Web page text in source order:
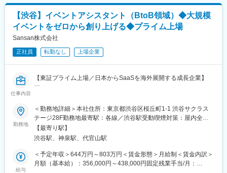
を活かし、イベント事業でも唯一無二の体験と価値を提供してい
きます。
変更の範囲：会社の定める業務
材、出演/寄稿依頼、ブリーフィング、ファクト確認
・ 動画の構成案、台本、質問項目、出演者ブリーフィングの作
成・監修
・ 動画企画と連動した記事コンテンツの企画、構成、編集方針策
定、取材設計、原稿監修
・ 動画本編、ショート動画、記事、SNS投稿、メール/LP掲載素
材へのコンテンツ展開設計
・ 社内外のディレクター、ライター、編集者、デザイナー、撮影/
編集パートナーのディレクション
・ YouTube、ショート動画、X、Instagram、TikTok、note/オウン
ドメディア等への展開設計
・ 視聴維持率、CTR、登録者数、エンゲージメント、サイト送
客、無料登録、有料転換等の分析と改善
によるコンテンツ活用設計
・ 中長期での動画/記事メディア資産化に向けたアーカイブ設計、
（業績・評価によって支給あり）賃金はあくまでも目安の金額で
あり、選考を通じて上下する可能性があります。月給(月額)は固定
手当を含めた表記です。
【渋谷】イベントアシスタント（BtoB領域）◆大規模
イベントをゼロから創り上げる◆プライム上場
Sansan株式会社
正社員 転勤なし 上場企業
仕事内容
【東証プライム上場／日本からSaaSを海外展開する成長企業】
・400万人を超えるユーザーが利用する「Eight」を運営する事業
部で、企業や人を結ぶ「BtoB領域のイベント事業」を担当しま
す。
■業務詳細：
◇Eightが主催する各種大型イベント（Eight EXPO、Climbers、
Startup JAPAN EXPO、DX CAMP、Meets など）や、今後立ち上
勤務地
＜勤務地詳細＞本社住所：東京都渋谷区桜丘町1-1 渋谷サクラス
テージ28F勤務地最寄駅：各線／渋谷駅受動喫煙対策：屋内全面
禁煙変更の範囲：会社の定める事業所（リモートワーク含む）
【最寄り駅】
渋谷駅、神泉駅、代官山駅
給与
＜予定年収＞644万円～803万円＜賃金形態＞月給制＜賃金内訳＞
月額（基本給）：356,000円～438,000円固定残業手当/月：